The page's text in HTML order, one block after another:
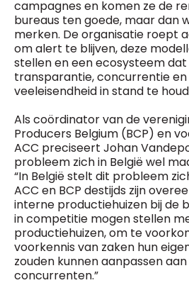
campagnes en komen ze de
bureaus ten goede, maar dan
merken. De organisatie roept
om alert te blijven, deze
stellen en een ecosysteem
transparantie, concurrentie
veeleisendheid in stand te
Als coördinator van de
Producers Belgium (BCP) en
ACC preciseert Johan
probleem zich in België wel
“In België stelt dit probleem
ACC en BCP destijds zijn
interne productiehuizen bij de
in competitie mogen stellen
productiehuizen, om te
voorkennis van zaken hun
zouden kunnen aanpassen
concurrenten.”